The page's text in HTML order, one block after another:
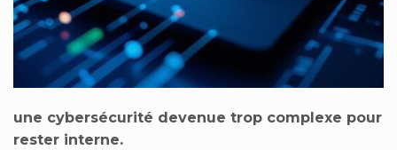
une cybersécurité devenue trop complexe pour
rester interne.